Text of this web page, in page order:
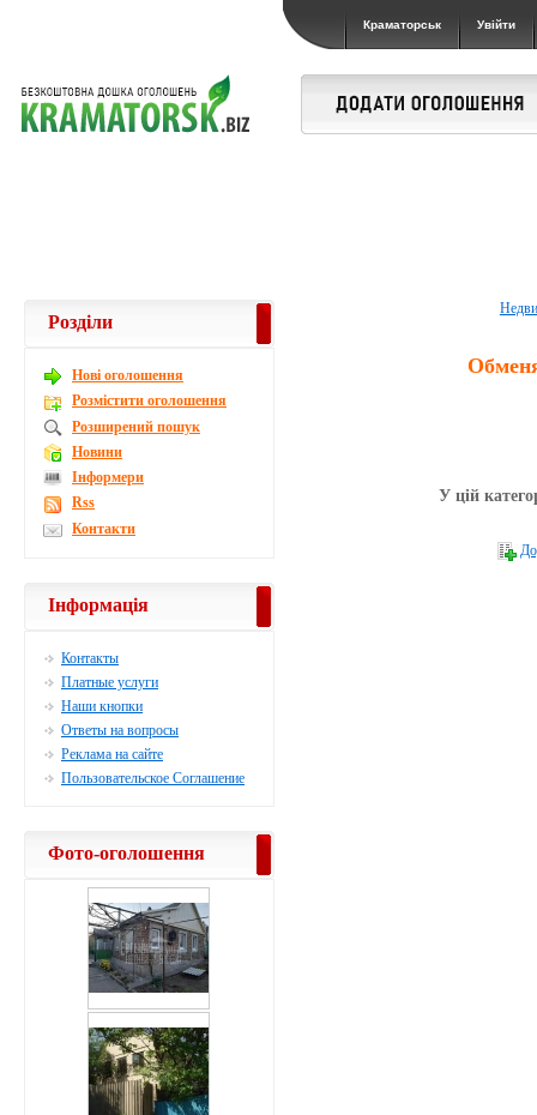
Краматорськ Увійти
У цій
Розділи
Новi оголошення
Розмістити оголошення
Розширений пошук
Новини
Інформери
Rss
Контакти
Інформація
Контакты
Платные услуги
Наши кнопки
Ответы на вопросы
Реклама на сайте
Пользовательское Соглашение
Фото-оголошення